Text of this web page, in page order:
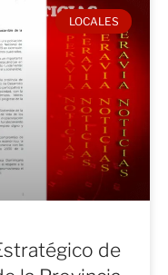
LOCALES
de